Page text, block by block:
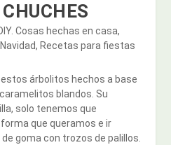
Cosas hechas en casa,
Navidad, Recetas para fiestas
árbolitos hechos a base
blandos. Su
solo tenemos que
que queramos e ir
goma con trozos de palillos.